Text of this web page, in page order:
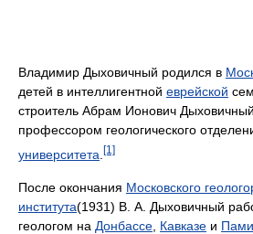
Владимир Дыховичный родился в
детей в интеллигентной еврейской
строитель Абрам Ионович
профессором геологического
университета [1]
После окончания Московского
института(1931) В. А. Дыховичный
геологом на Донбассе Кавказе и